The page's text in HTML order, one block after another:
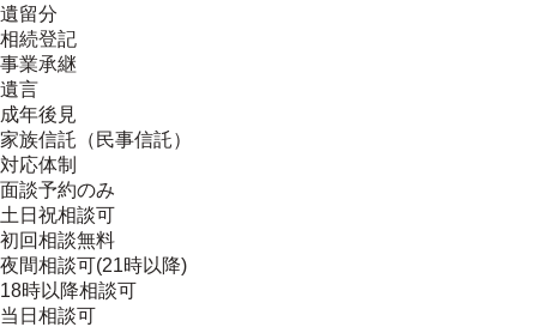
遺留分
相続登記
事業承継
遺言
成年後見
家族信託（民事信託）
対応体制
面談予約のみ
土日祝相談可
初回相談無料
夜間相談可(21時以降)
18時以降相談可
当日相談可